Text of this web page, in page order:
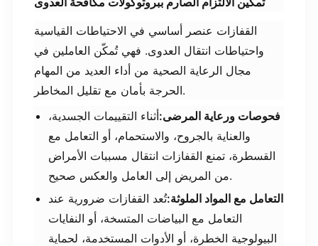
القفازات عنصر أساسي في الاحتياطات القياسية
واحتياطات انتقال العدوى. فهي تُمكّن العاملين في
مجال الرعاية الصحية من أداء العديد من المهام
الحرجة بأمان مع تقليل المخاطر.
فحوصات ورعاية المرضى:أثناء التقييمات الجسدية،
والعناية بالجروح، والاستحمام، أو التعامل مع
القسطرة، تمنع القفازات انتقال مسببات الأمراض
من المريض إلى العامل والعكس صحيح.
التعامل مع المواد الملوثة:​تُعد القفازات ضرورية عند
التعامل مع البياضات المتسخة، أو النفايات
البيولوجية الخطرة، أو الأدوات المستخدمة، لحماية